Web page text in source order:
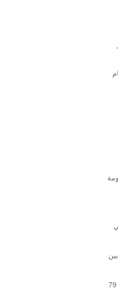
بين
3) مشروع أمر يتعلق بضبط شروط تطبيق الطرح الإضافي لمصاريف التجديد المنصوص عليه بالفصل 27 من المرسوم عدد 79